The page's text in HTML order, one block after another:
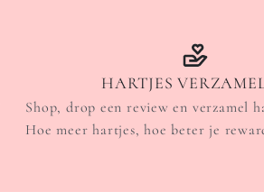
HARTJES
Shop, drop een review en verzamel
Hoe meer hartjes, hoe beter je